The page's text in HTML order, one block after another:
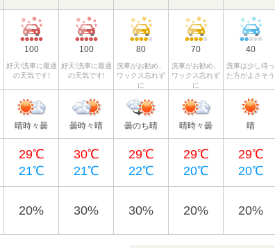
100
好天!洗車に最適
の天気です!
100
好天!洗車に最適
の天気です!
80
洗車がお勧め、
ワックス忘れず
に
70
洗車がお勧め、
ワックス忘れず
に
40
洗車は少し待っ
た方がよさそう
晴時々曇 曇時々晴 曇のち晴 晴時々曇 晴
29℃
21℃
30℃
21℃
29℃
22℃
29℃
20℃
29℃
20℃
20% 30% 30% 20% 20%